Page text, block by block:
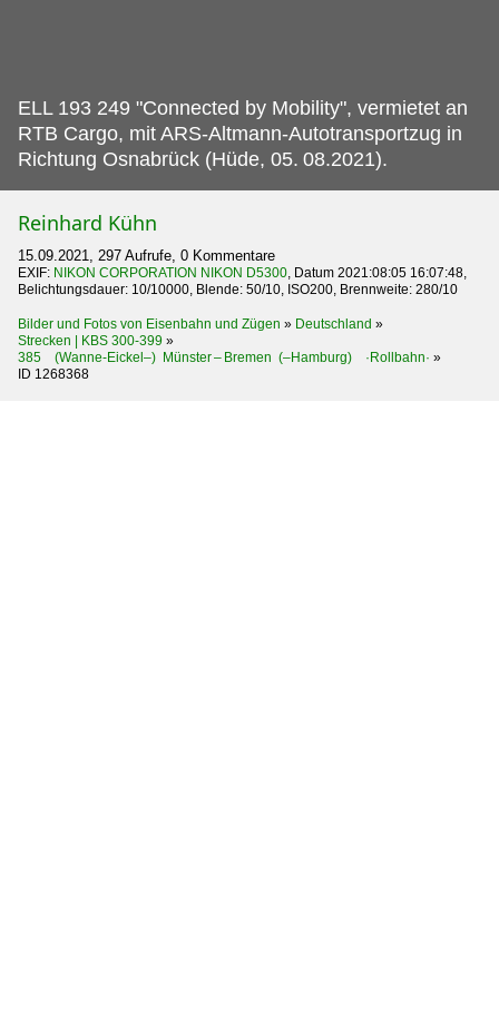
ELL 193 249 "Connected by Mobility", vermietet an
RTB Cargo, mit ARS-Altmann-Autotransportzug in
Richtung Osnabrück (Hüde, 05. 08.2021).
Reinhard Kühn
15.09.2021, 297 Aufrufe, 0 Kommentare
EXIF: NIKON CORPORATION NIKON D5300, Datum 2021:08:05 16:07:48,
Belichtungsdauer: 10/10000, Blende: 50/10, ISO200, Brennweite: 280/10
Bilder und Fotos von Eisenbahn und Zügen » Deutschland »
Strecken | KBS 300-399 »
385 (Wanne-Eickel–) Münster – Bremen (–Hamburg) ·Rollbahn· »
ID 1268368